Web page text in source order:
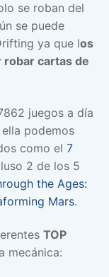
se roban del
se puede
ya que los
robar cartas de
juegos a día
podemos
como el 7
2 de los 5
the Ages:
Mars.
TOP
mecánica: